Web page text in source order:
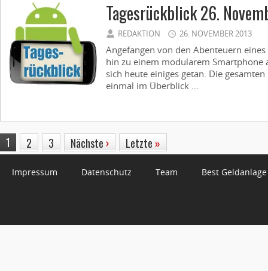
Tagesrückblick 26.
REDAKTION 26. NOVEMBER 2013
Angefangen von den Abenteuern
hin zu einem modularem Smartphone
sich heute einiges getan. Die
einmal im Überblick ...
1 2 3 Nächste › Letzte »
Impressum Datenschutz Team Best Geldanlage